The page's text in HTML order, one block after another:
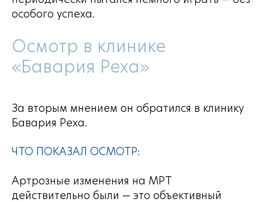
особого успеха.
Осмотр в клинике
«Бавария Реха»
За вторым мнением он обратился в клинику
Бавария Реха.
ЧТО ПОКАЗАЛ ОСМОТР:
Артрозные изменения на МРТ
действительно были — это объективный